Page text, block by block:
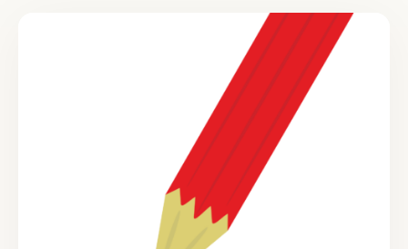
Lees meer over Transitieteam Circulaire Bouweconomie